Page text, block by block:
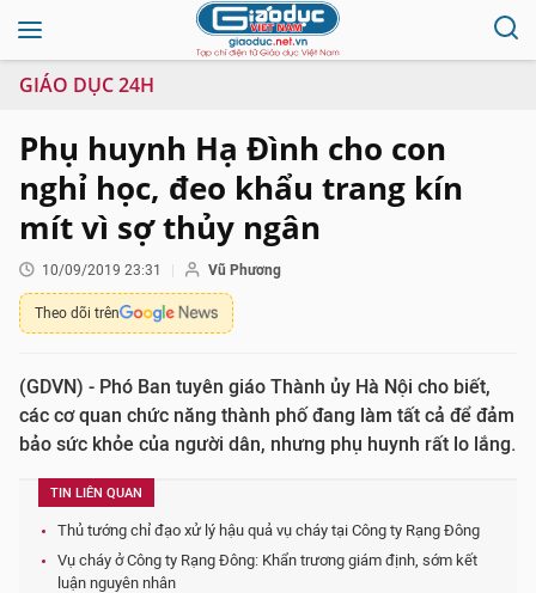
GIÁO DỤC 24H
Phụ huynh Hạ Đình cho con
nghỉ học, đeo khẩu trang kín
mít vì sợ thủy ngân
10/09/2019 23:31 Vũ Phương
Theo dõi trên
(GDVN) - Phó Ban tuyên giáo Thành ủy Hà Nội cho biết,
các cơ quan chức năng thành phố đang làm tất cả để đảm
bảo sức khỏe của người dân, nhưng phụ huynh rất lo lắng.
TIN LIÊN QUAN
Thủ tướng chỉ đạo xử lý hậu quả vụ cháy tại Công ty Rạng Đông
Vụ cháy ở Công ty Rạng Đông: Khẩn trương giám định, sớm kết
luận nguyên nhân